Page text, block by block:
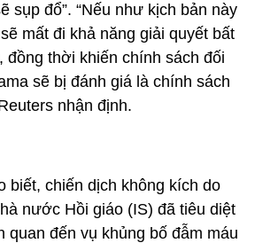
sụp đổ”. “Nếu như kịch bản này
mất đi khả năng giải quyết bất
đồng thời khiến chính sách đối
sẽ bị đánh giá là chính sách
nhận định.
biết, chiến dịch không kích do
nước Hồi giáo (IS) đã tiêu diệt
quan đến vụ khủng bố đẫm máu